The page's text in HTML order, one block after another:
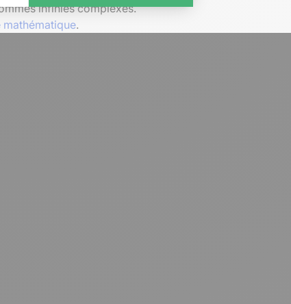
infinies complexes.
mathématique.